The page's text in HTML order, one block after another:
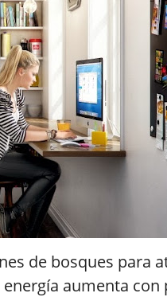
de bosques para
aumenta con